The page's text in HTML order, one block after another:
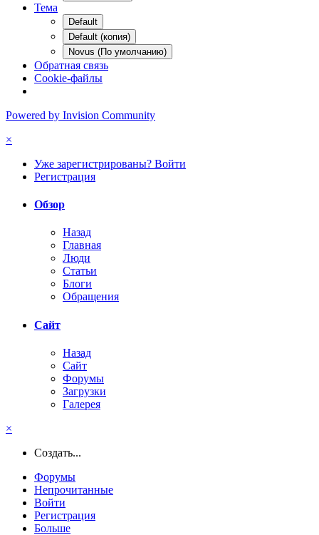
Тема
Default
Default (копия)
Novus (По умолчанию)
Обратная связь
Cookie-файлы
Powered by Invision Community
×
Уже зарегистрированы? Войти
Регистрация
Обзор
Назад
Главная
Люди
Статьи
Блоги
Обращения
Сайт
Назад
Сайт
Форумы
Загрузки
Галерея
×
Создать...
Форумы
Непрочитанные
Войти
Регистрация
Больше